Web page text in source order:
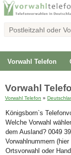
Vorwahl Telefon
Vorwahl
Vorwahl Telefon »
Königsborn`s
Welche Vorwahl
dem Ausland? 0049
Vorwahlnummern
Ortsvorwahl oder